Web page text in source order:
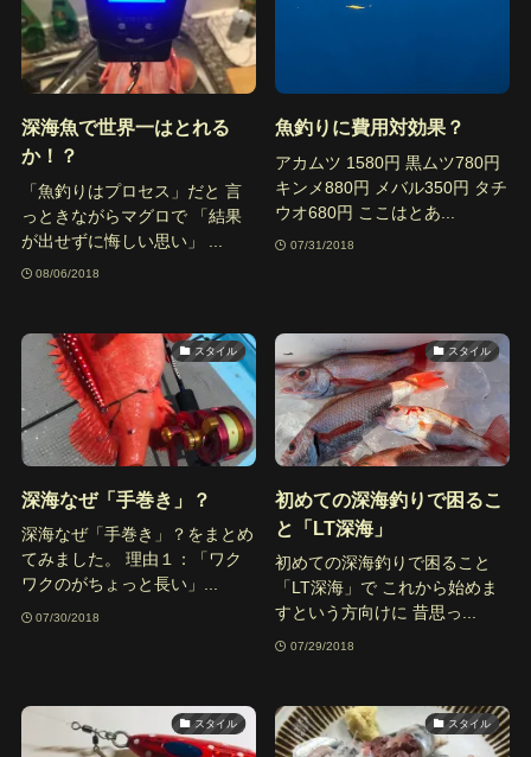
深海魚で世界一はとれる
か！？
「魚釣りはプロセス」だと 言
っときながらマグロで 「結果
が出せずに悔しい思い」 ...
08/06/2018
魚釣りに費用対効果？
アカムツ 1580円 黒ムツ780円
キンメ880円 メバル350円 タチ
ウオ680円 ここはとあ...
07/31/2018
スタイル
深海なぜ「手巻き」？
深海なぜ「手巻き」？をまとめ
てみました。 理由１：「ワク
ワクのがちょっと長い」...
07/30/2018
スタイル
初めての深海釣りで困るこ
と「LT深海」
初めての深海釣りで困ること
「LT深海」で これから始めま
すという方向けに 昔思っ...
07/29/2018
スタイル スタイル